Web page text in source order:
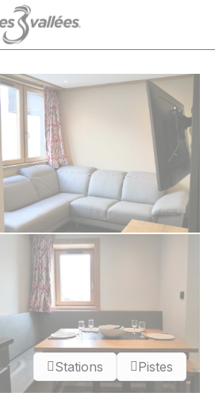
Stations Pistes